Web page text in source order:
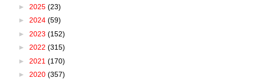
► 2025 (23)
► 2024 (59)
► 2023 (152)
► 2022 (315)
► 2021 (170)
► 2020 (357)